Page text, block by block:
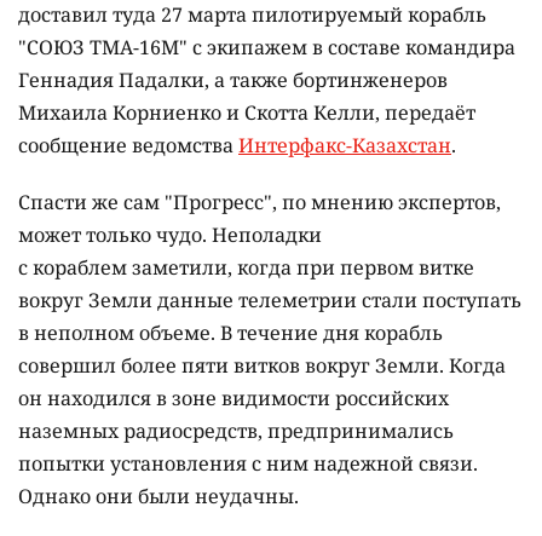
доставил туда 27 марта пилотируемый корабль
"СОЮЗ ТМА-16М" с экипажем в составе командира
Геннадия Падалки, а также бортинженеров
Михаила Корниенко и Скотта Келли, передаёт
сообщение ведомстваИнтерфакс-Казахстан.
Спасти же сам "Прогресс", по мнению экспертов,
может только чудо. Неполадки
с кораблем заметили, когда при первом витке
вокруг Земли данные телеметрии стали поступать
в неполном объеме. В течение дня корабль
совершил более пяти витков вокруг Земли. Когда
он находился в зоне видимости российских
наземных радиосредств, предпринимались
попытки установления с ним надежной связи.
Однако они были неудачны.